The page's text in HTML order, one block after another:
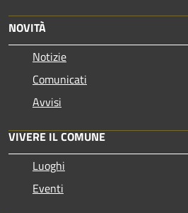
NOVITÀ
Notizie
Comunicati
Avvisi
VIVERE IL COMUNE
Luoghi
Eventi